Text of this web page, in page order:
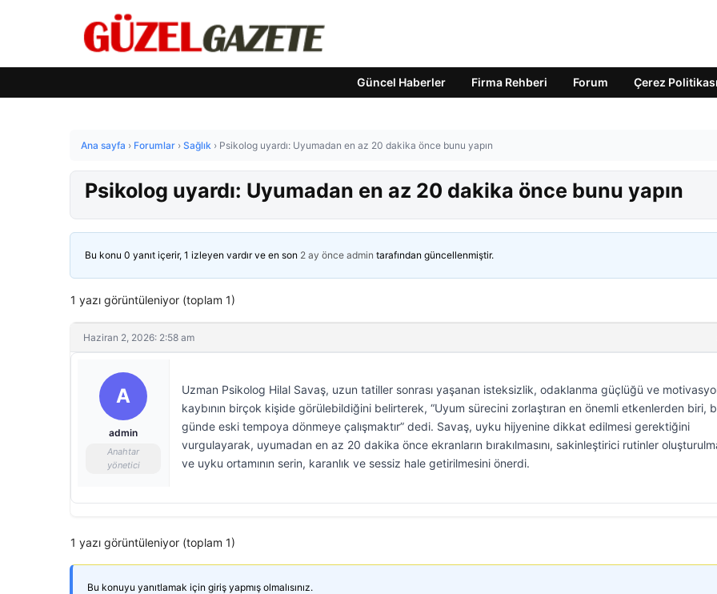
Güncel Haberler Firma Rehberi Forum Çerez Politikası
Ana sayfa › Forumlar › Sağlık › Psikolog uyardı: Uyumadan en az 20 dakika önce bunu yapın
Psikolog uyardı: Uyumadan en az 20 dakika önce bunu yapın
Bu konu 0 yanıt içerir, 1 izleyen vardır ve en son 2 ay önce admin tarafından güncellenmiştir.
1 yazı görüntüleniyor (toplam 1)
Haziran 2, 2026: 2:58 am
A
admin
Anahtar
yönetici
Uzman Psikolog Hilal Savaş, uzun tatiller sonrası yaşanan isteksizlik, odaklanma güçlüğü ve
kaybının birçok kişide görülebildiğini belirterek, “Uyum sürecini zorlaştıran en önemli etkenlerden biri,
günde eski tempoya dönmeye çalışmaktır” dedi. Savaş, uyku hijyenine dikkat edilmesi gerektiğini
vurgulayarak, uyumadan en az 20 dakika önce ekranların bırakılmasını, sakinleştirici rutinler
ve uyku ortamının serin, karanlık ve sessiz hale getirilmesini önerdi.
1 yazı görüntüleniyor (toplam 1)
Bu konuyu yanıtlamak için giriş yapmış olmalısınız.